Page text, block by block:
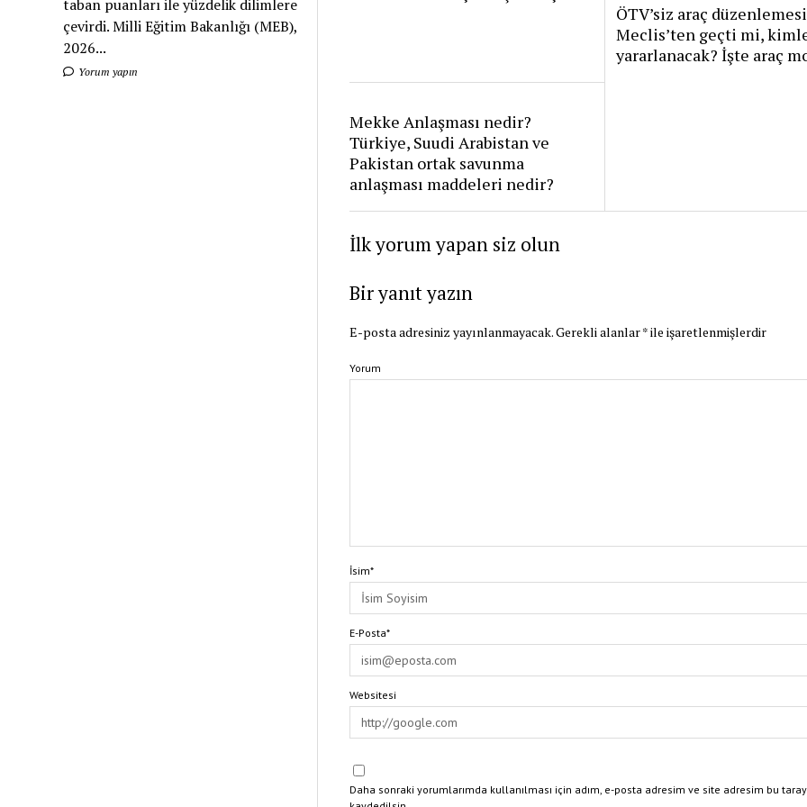
taban puanları ile yüzdelik dilimlere
çevirdi. Milli Eğitim Bakanlığı (MEB),
2026...
Yorum yapın
ÖTV’siz araç düzenlemesi
Meclis’ten geçti mi,
yararlanacak? İşte araç
Mekke Anlaşması nedir?
Türkiye, Suudi Arabistan ve
Pakistan ortak savunma
anlaşması maddeleri nedir?
İlk yorum yapan siz olun
Bir yanıt yazın
E-posta adresiniz yayınlanmayacak.Gerekli alanlar*ile işaretlenmişlerdir
Yorum
İsim*
E-Posta*
Websitesi
Daha sonraki yorumlarımda kullanılması için adım, e-posta adresim ve site adresim bu